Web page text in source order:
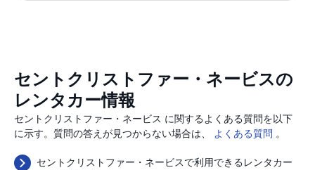
セントクリストファー・ネービスの
レンタカー情報
セントクリストファー・ネービス に関するよくある質問を以下
に示す。質問の答えが見つからない場合は、
よくある質問 。
セントクリストファー・ネービスで利用できるレンタカー